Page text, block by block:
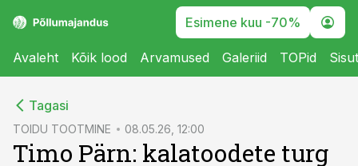
Esimene kuu -70%
Avaleht Kõik lood Arvamused Galeriid TOPid
Tagasi
TOIDU TOOTMINE 08.05.26, 12:00
Timo Pärn: kalatoodete turg